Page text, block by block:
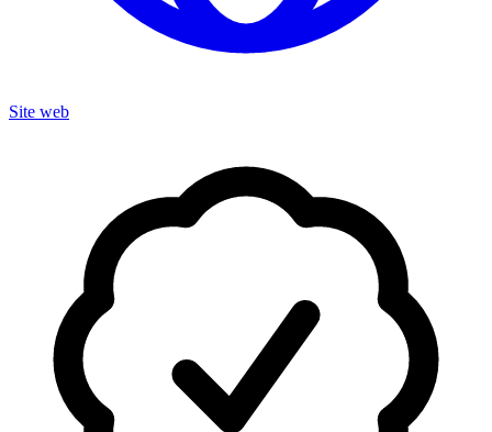
Site web